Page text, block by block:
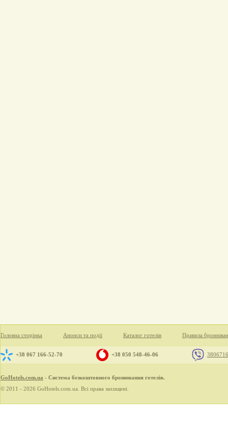
Головна сторінка Анонси та події Каталог готелів Правила
+38 067 166-52-70 +38 050 548-46-06
GoHotels.com.ua - Система безкоштовного бронювання готелів.
© 2011 - 2026 GoHotels.com.ua. Всі права захищені.